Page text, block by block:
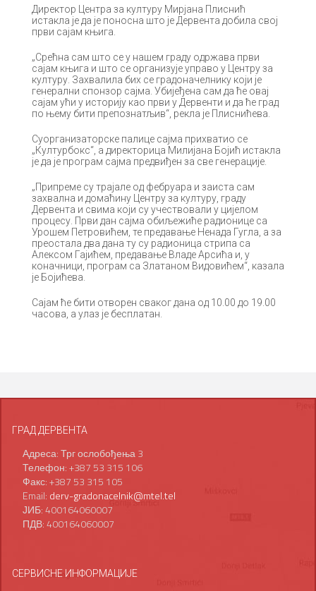
Директор Центра за културу Мирјана Плиснић
истакла је да је поносна што је Дервента добила свој
први сајам књига.
„Срећна сам што се у нашем граду одржава први
сајам књига и што се организује управо у Центру за
културу. Захвалила бих се градоначелнику који је
генерални спонзор сајма. Убијеђена сам да ће овај
сајам ући у историју као први у Дервенти и да ће град
по њему бити препознатљив“, рекла је Плиснићева.
Суорганизаторске палице сајма прихватио се
„Културбокс“, а директорица Милијана Бојић истакла
је да је програм сајма предвиђен за све генерације.
„Припреме су трајале од фебруара и заиста сам
захвална и домаћину Центру за културу, граду
Дервента и свима који су учествовали у цијелом
процесу. Први дан сајма обиљежиће радионице са
Урошем Петровићем, те предавање Ненада Гугла, а за
преостала два дана ту су радионица стрипа са
Алексом Гајићем, предавање Владе Арсића и, у
коначници, програм са Златаном Видовићем“, казала
је Бојићева.
Сајам ће бити отворен сваког дана од 10.00 до 19.00
часова, а улаз је бесплатан.
ГРАД ДЕРВЕНТА
Адреса: Трг ослобођења 3
Телефон: +387 53 315 106
Факс: +387 53 315 105
Email: derv-gradonacelnik@mtel.tel
ЈИБ: 400164060007
ПДВ: 400164060007
СЕРВИСНЕ ИНФОРМАЦИЈЕ